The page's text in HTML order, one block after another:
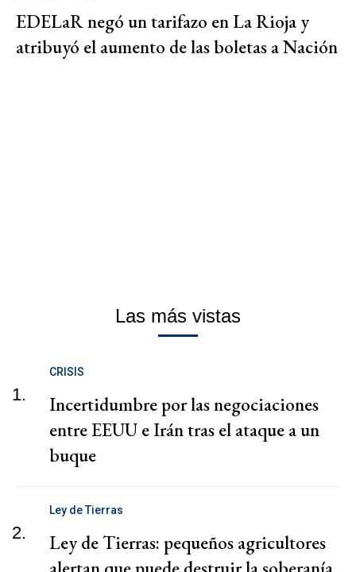
EDELaR negó un tarifazo en La Rioja y
atribuyó el aumento de las boletas a Nación
Las más vistas
1.
CRISIS
Incertidumbre por las negociaciones
entre EEUU e Irán tras el ataque a un
buque
2.
Ley de Tierras
Ley de Tierras: pequeños agricultores